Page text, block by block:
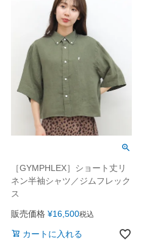
［GYMPHLEX］ショート丈リ
ネン半袖シャツ／ジムフレック
ス
販売価格 ¥16,500税込
カートに入れる